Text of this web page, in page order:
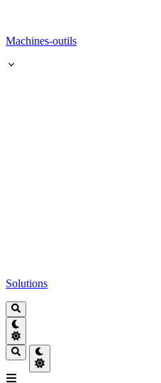
Machines-outils
Solutions